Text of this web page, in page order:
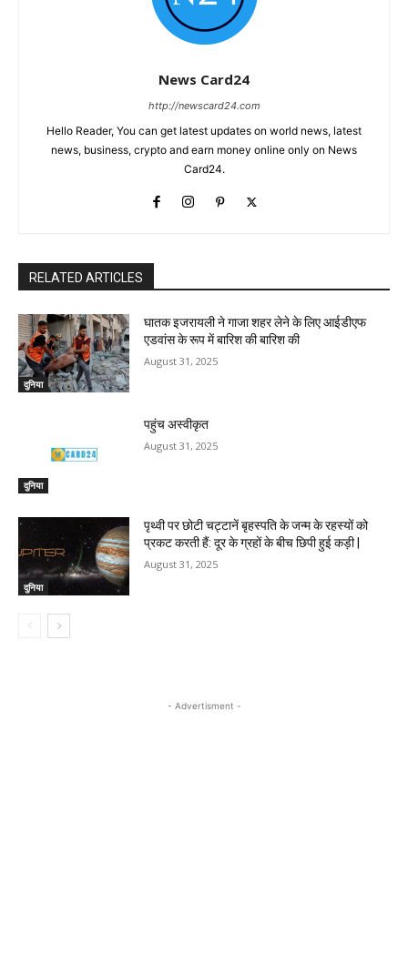
News Card24
http://newscard24.com
Hello Reader, You can get latest updates on world news, latest
news, business, crypto and earn money online only on News
Card24.
RELATED ARTICLES
दुनिया
घातक इजरायली ने गाजा शहर लेने के लिए आईडीएफ
एडवांस के रूप में बारिश की बारिश की
August 31, 2025
दुनिया
पहुंच अस्वीकृत
August 31, 2025
दुनिया
पृथ्वी पर छोटी चट्टानें बृहस्पति के जन्म के रहस्यों को
प्रकट करती हैं: दूर के ग्रहों के बीच छिपी हुई कड़ी |
August 31, 2025
- Advertisment -